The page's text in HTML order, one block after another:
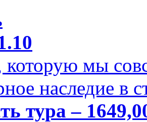
мы
наследие в
тура –